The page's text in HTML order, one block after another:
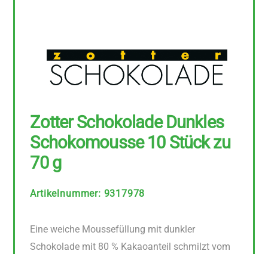
Zotter Schokolade Dunkles
Schokomousse 10 Stück zu
70 g
Artikelnummer: 9317978
Eine weiche Moussefüllung mit dunkler
Schokolade mit 80 % Kakaoanteil schmilzt vom